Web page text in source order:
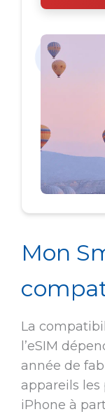
Mon
La
l’eSIM
année de
appareils
iPhone à